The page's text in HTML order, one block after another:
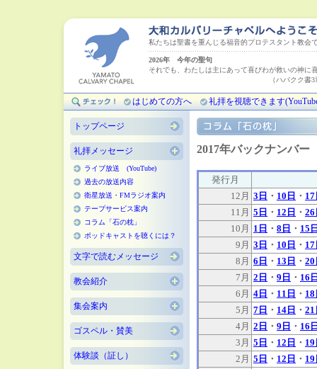
私たちは聖書を重んじる福音的プロテスタント教会
2026年 今年の聖句
それでも、わたしは主にあって喜びわが救いの神に
（ハバクク書3章18
はじめての方へ 礼拝を視聴できます
トップページ
礼拝メッセージ
ライブ放送 (YouTube)
過去の放送内容
衛星放送・FMラジオ案内
テープサービス案内
コラム「石の枕」
ポッドキャストを聴くには？
文字で読むメッセージ
教会紹介
集会案内
ゴスペル・賛美
体験談（証し）
2017年バックナンバー
発行月
12月 3日 ・ 10日 ・ 17
11月 5日 ・ 12日 ・ 26
10月
1日 ・ 8日 ・ 15
9月 3日 ・ 10日 ・ 17
8月 6日 ・ 13日 ・ 20
7月 2日 ・ 9日 ・ 16
6月 4日 ・ 11日 ・ 18
5月 7日 ・ 14日 ・ 21
4月 2日 ・ 9日 ・ 16
3月 5日 ・ 12日 ・ 19
2月 5日 ・ 12日 ・ 19